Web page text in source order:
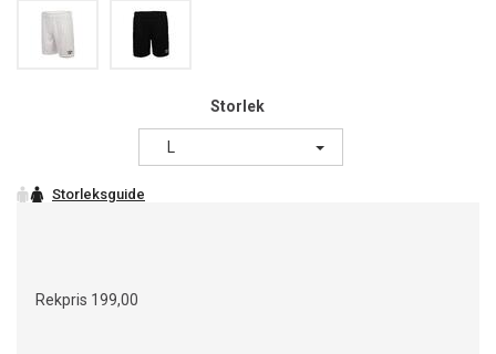
Storlek
Rekpris 199,00